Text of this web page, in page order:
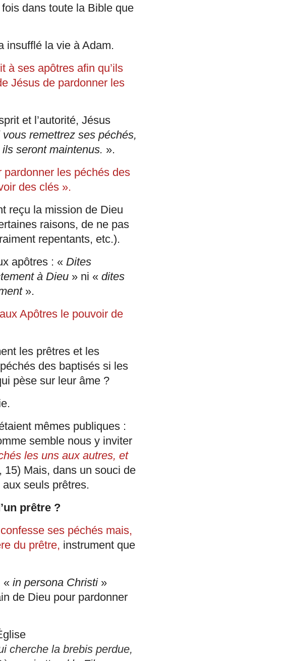
dans toute la Bible que
insufflé la vie à Adam.
à ses apôtres afin qu’ils
Jésus de pardonner les
et l’autorité, Jésus
remettrez ses péchés,
seront maintenus. ».
pardonner les péchés des
des clés ».
reçu la mission de Dieu
raisons, de ne pas
repentants, etc.).
apôtres : « Dites
à Dieu » ni «dites
».
Apôtres le pouvoir de
les prêtres et les
des baptisés si les
pèse sur leur âme ?
mêmes publiques :
semble nous y inviter
les uns aux autres, et
15) Mais, dans un souci de
seuls prêtres.
prêtre ?
ses péchés mais,
du prêtre, instrument que
«in persona Christi »
de Dieu pour pardonner
cherche la brebis perdue,